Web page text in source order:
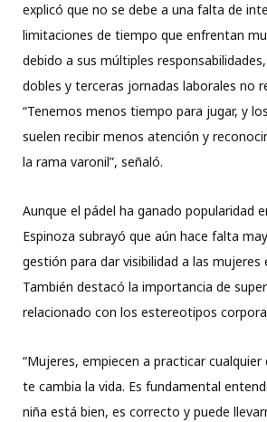
explicó que no se debe a una falta de
limitaciones de tiempo que enfrentan
debido a sus múltiples
dobles y terceras jornadas laborales no
“Tenemos menos tiempo para jugar, y
suelen recibir menos atención y
la rama varonil”, señaló.
Aunque el pádel ha ganado popularidad
Espinoza subrayó que aún hace falta
gestión para dar visibilidad a las mujeres
También destacó la importancia de
relacionado con los estereotipos
“Mujeres, empiecen a practicar
te cambia la vida. Es fundamental
niña está bien, es correcto y puede